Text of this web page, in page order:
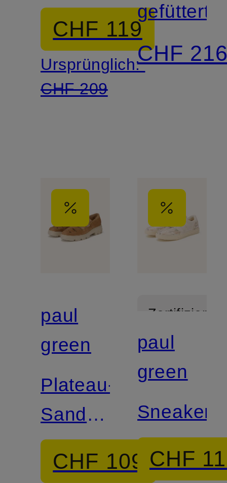
CHF 119
Ursprünglich:
CHF 209
gefüttert
CHF
paul
green
Plateau-
Sandalen
DAKAR
CHF 109
Zertifiziert
paul
green
Sneaker
CHF